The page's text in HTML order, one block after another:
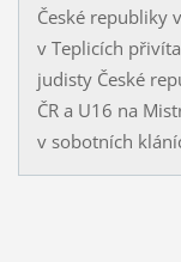
České republiky
v Teplicích
judisty České
ČR a U16 na
v sobotních